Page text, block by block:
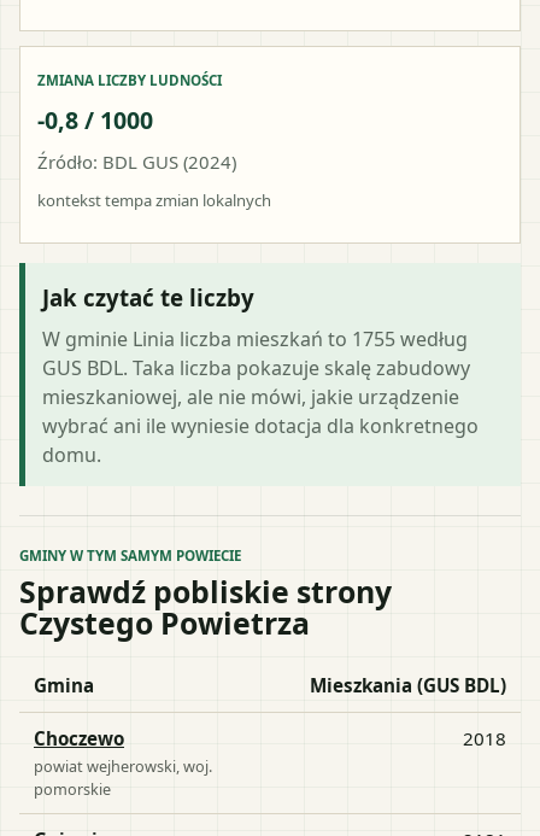
ZMIANA LICZBY LUDNOŚCI
-0,8 / 1000
Źródło: BDL GUS (2024)
kontekst tempa zmian lokalnych
Jak czytać te liczby
W gminie Linia liczba mieszkań to 1755 według
GUS BDL. Taka liczba pokazuje skalę zabudowy
mieszkaniowej, ale nie mówi, jakie urządzenie
wybrać ani ile wyniesie dotacja dla konkretnego
domu.
GMINY W TYM SAMYM POWIECIE
Sprawdź pobliskie strony
Czystego Powietrza
Gmina Mieszkania (GUS BDL)
Choczewo
powiatwejherowski , woj.
pomorskie
2018